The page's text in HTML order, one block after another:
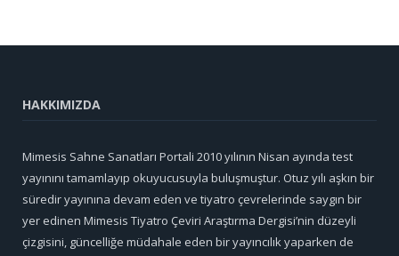
HAKKIMIZDA
Mimesis Sahne Sanatları Portali 2010 yılının Nisan ayında test
yayınını tamamlayıp okuyucusuyla buluşmuştur. Otuz yılı aşkın bir
süredir yayınına devam eden ve tiyatro çevrelerinde saygın bir
yer edinen Mimesis Tiyatro Çeviri Araştırma Dergisi’nin düzeyli
çizgisini, güncelliğe müdahale eden bir yayıncılık yaparken de